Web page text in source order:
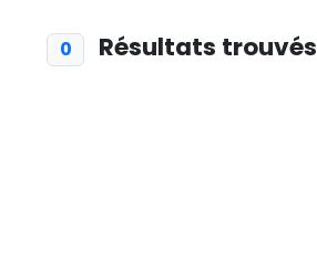
0 Résultats trouvés